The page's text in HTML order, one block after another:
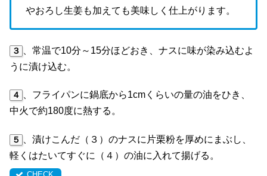
やおろし生姜も加えても美味しく仕上がります。
３ 、常温で10分～15分ほどおき、ナスに味が染み込むよ
うに漬け込む。
４ 、フライパンに鍋底から1cmくらいの量の油をひき、
中火で約180度に熱する。
５ 、漬けこんだ（３）のナスに片栗粉を厚めにまぶし、
軽くはたいてすぐに（４）の油に入れて揚げる。